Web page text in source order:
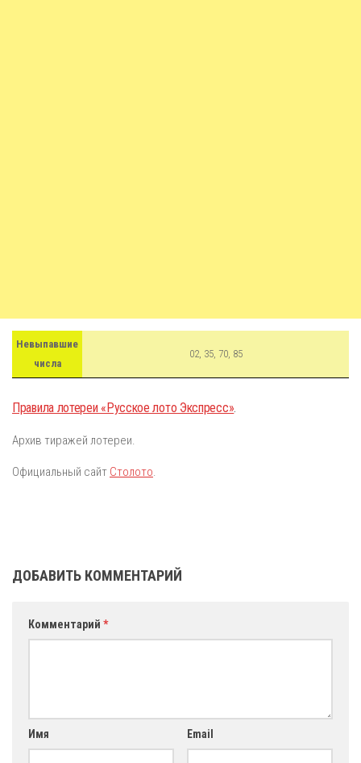
Невыпавшие
числа
02, 35, 70, 85
Правила лотереи «Русское лото Экспресс».
Архив тиражей лотереи.
Официальный сайт Столото.
ДОБАВИТЬ КОММЕНТАРИЙ
Комментарий *
Имя Email